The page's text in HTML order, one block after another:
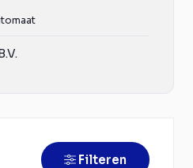
Filteren